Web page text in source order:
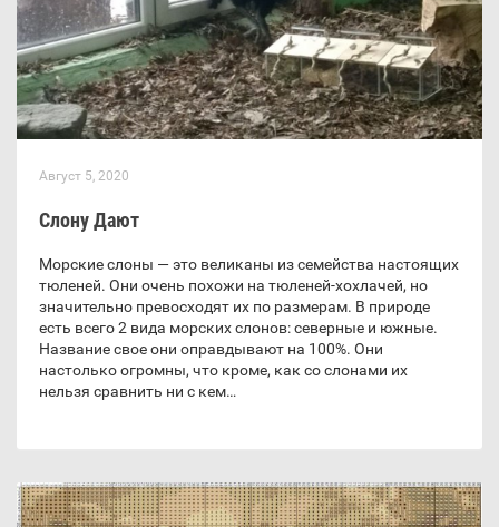
Август 5, 2020
Слону Дают
Морские слоны — это великаны из семейства настоящих
тюленей. Они очень похожи на тюленей-хохлачей, но
значительно превосходят их по размерам. В природе
есть всего 2 вида морских слонов: северные и южные.
Название свое они оправдывают на 100%. Они
настолько огромны, что кроме, как со слонами их
нельзя сравнить ни с кем…